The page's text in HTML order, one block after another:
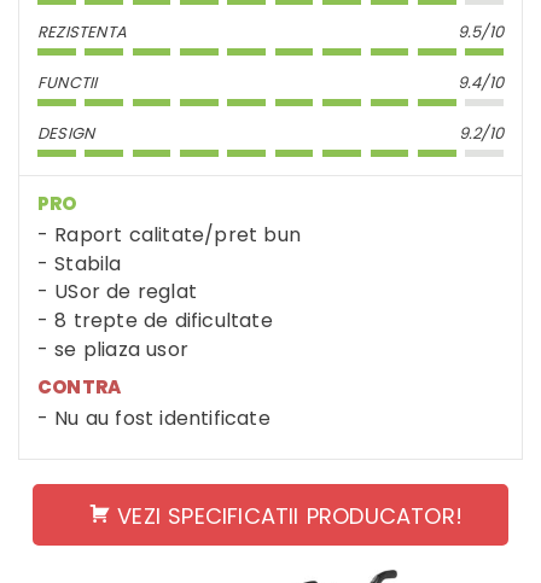
REZISTENTA 9.5/10
FUNCTII 9.4/10
DESIGN 9.2/10
PRO
Raport calitate/pret bun
Stabila
USor de reglat
8 trepte de dificultate
se pliaza usor
CONTRA
Nu au fost identificate
VEZI SPECIFICATII PRODUCATOR!